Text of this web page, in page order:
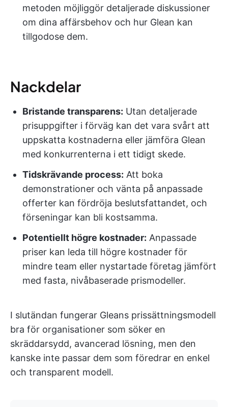
metoden möjliggör detaljerade diskussioner
om dina affärsbehov och hur Glean kan
tillgodose dem.
Nackdelar
Bristande transparens: Utan detaljerade
prisuppgifter i förväg kan det vara svårt att
uppskatta kostnaderna eller jämföra Glean
med konkurrenterna i ett tidigt skede.
Tidskrävande process: Att boka
demonstrationer och vänta på anpassade
offerter kan fördröja beslutsfattandet, och
förseningar kan bli kostsamma.
Potentiellt högre kostnader: Anpassade
priser kan leda till högre kostnader för
mindre team eller nystartade företag jämfört
med fasta, nivåbaserade prismodeller.
I slutändan fungerar Gleans prissättningsmodell
bra för organisationer som söker en
skräddarsydd, avancerad lösning, men den
kanske inte passar dem som föredrar en enkel
och transparent modell.